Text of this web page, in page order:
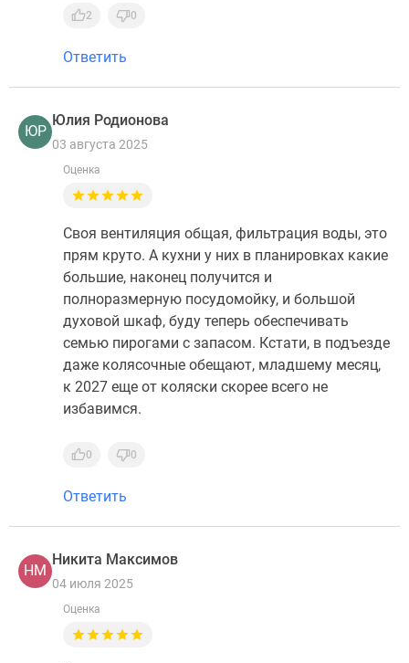
2 0
Ответить
ЮР
Юлия Родионова
03 августа 2025
Оценка
Своя вентиляция общая, фильтрация воды, это
прям круто. А кухни у них в планировках какие
большие, наконец получится и
полноразмерную посудомойку, и большой
духовой шкаф, буду теперь обеспечивать
семью пирогами с запасом. Кстати, в подъезде
даже колясочные обещают, младшему месяц,
к 2027 еще от коляски скорее всего не
избавимся.
0 0
Ответить
НМ
Никита Максимов
04 июля 2025
Оценка